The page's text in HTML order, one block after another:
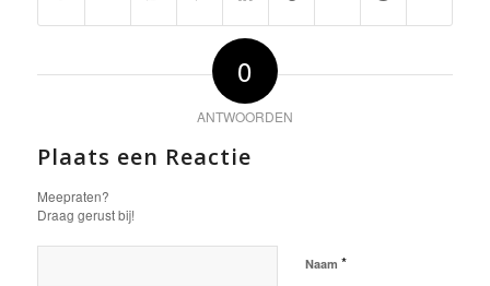
0
ANTWOORDEN
Plaats een Reactie
Meepraten?
Draag gerust bij!
Naam *